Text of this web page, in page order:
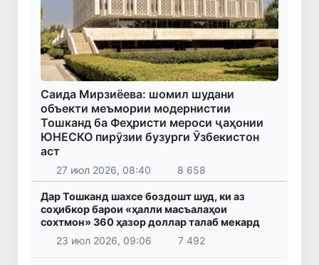
Саида Мирзиёева: шомил шудани
объекти меъмории модернистии
Тошканд ба Феҳристи мероси ҷаҳонии
ЮНЕСКО пирӯзии бузурги Ӯзбекистон
аст
27 июл 2026, 08:40 8 658
Дар Тошканд шахсе боздошт шуд, ки аз
соҳибкор барои «ҳалли масъалаҳои
сохтмон» 360 ҳазор доллар талаб мекард
23 июл 2026, 09:06
7 492